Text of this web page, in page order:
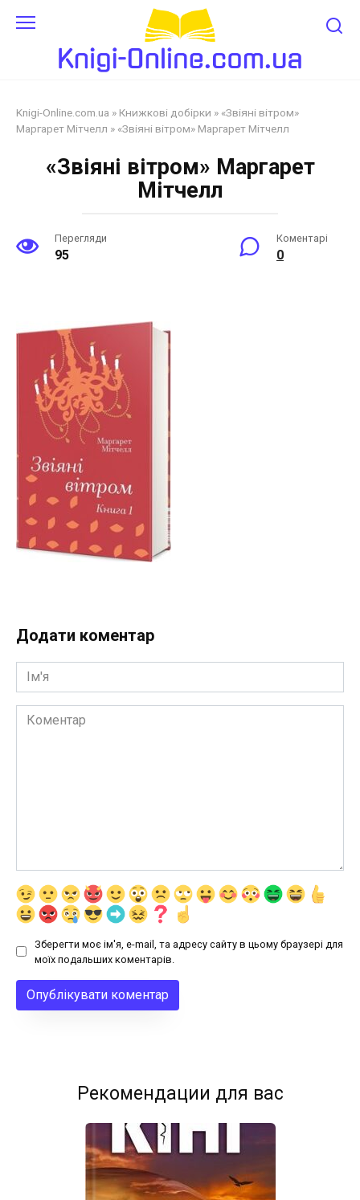
Knigi-Online.com.ua » Книжкові добірки » «Звіяні вітром»
Маргарет Мітчелл » «Звіяні вітром» Маргарет Мітчелл
«Звіяні вітром» Маргарет
Мітчелл
Перегляди
95
Коментарі
0
Додати коментар
Ім'я
Коментар
Зберегти моє ім'я, e-mail, та адресу сайту в цьому браузері для
моїх подальших коментарів.
Рекомендации для вас